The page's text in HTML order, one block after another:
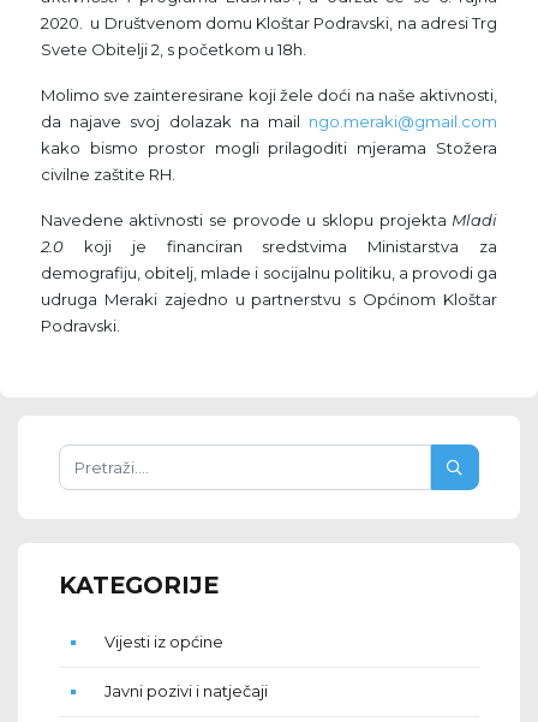
2020. u Društvenom domu Kloštar Podravski, na adresi Trg
Svete Obitelji 2, s početkom u 18h.
Molimo sve zainteresirane koji žele doći na naše aktivnosti,
da najave svoj dolazak na mail ngo.meraki@gmail.com
kako bismo prostor mogli prilagoditi mjerama Stožera
civilne zaštite RH.
Navedene aktivnosti se provode u sklopu projekta Mladi
2.0koji je financiran sredstvima Ministarstva za
demografiju, obitelj, mlade i socijalnu politiku, a provodi ga
udruga Meraki zajedno u partnerstvu s Općinom Kloštar
Podravski.
KATEGORIJE
Vijesti iz općine
Javni pozivi i natječaji